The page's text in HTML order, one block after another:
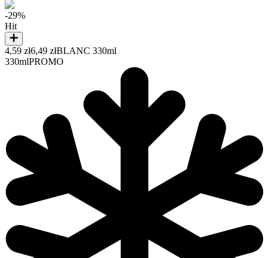
-29%
Hit
4,59 zł6,49 złBLANC 330ml
330mlPROMO